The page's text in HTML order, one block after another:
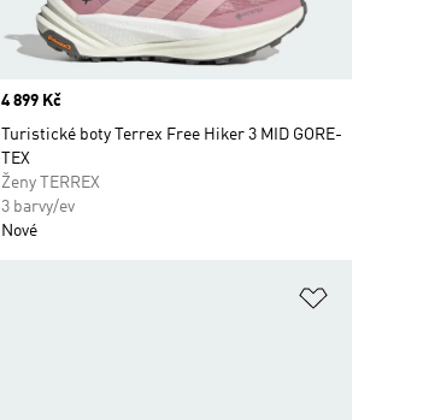
Price
4 899 Kč
Turistické boty Terrex Free Hiker 3 MID GORE-
TEX
Ženy TERREX
3 barvy/ev
Nové